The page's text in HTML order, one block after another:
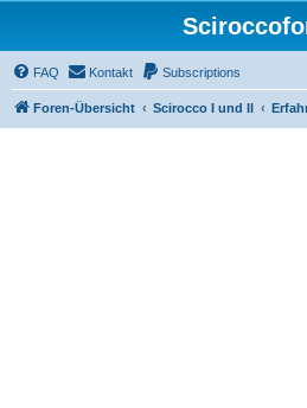
FAQ Kontakt Subscriptions
Foren-Übersicht Scirocco I und II